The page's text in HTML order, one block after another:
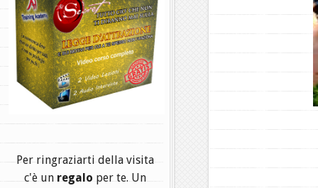
Per ringraziarti della visita
c'è un regalo per te. Un